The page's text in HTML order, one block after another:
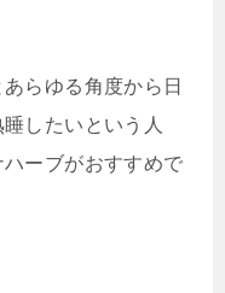
らゆる角度から日
したいという人
ハーブがおすすめで